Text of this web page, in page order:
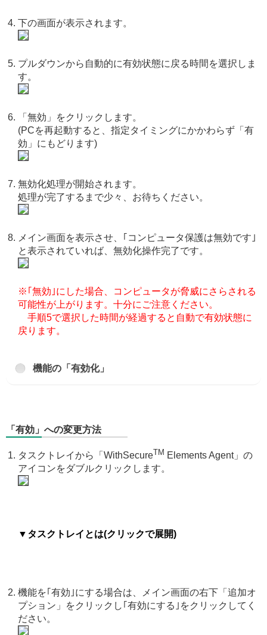
下の画面が表示されます。
プルダウンから自動的に有効状態に戻る時間を選択しま
す。
「無効」をクリックします。
(PCを再起動すると、指定タイミングにかかわらず「有
効」にもどります)
無効化処理が開始されます。
処理が完了するまで少々、お待ちください。
メイン画面を表示させ、｢コンピュータ保護は無効です｣
と表示されていれば、無効化操作完了です。
※｢無効｣にした場合、コンピュータが脅威にさらされる
可能性が上がります。十分にご注意ください。
手順5で選択した時間が経過すると自動で有効状態に
戻ります。
機能の「有効化」
「有効」への変更方法
タスクトレイから「WithSecureTM Elements Agent」の
アイコンをダブルクリックします。
▼タスクトレイとは(クリックで展開)
機能を｢有効｣にする場合は、メイン画面の右下「追加オ
プション」をクリックし｢有効にする｣をクリックしてく
ださい。